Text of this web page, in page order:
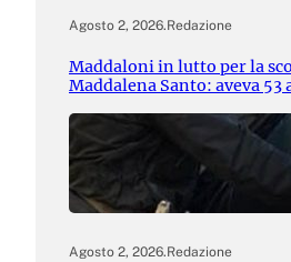
Agosto 2, 2026.Redazione
Maddaloni in lutto per la
Maddalena Santo: aveva 53
Agosto 2, 2026.Redazione